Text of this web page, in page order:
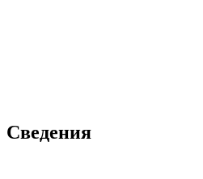
Сведения